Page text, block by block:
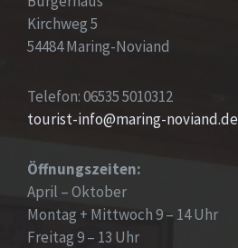
Kirchweg 5
54484 Maring-Noviand
Telefon: 06535 5010312
tourist-info@maring-noviand.de
Öffnungszeiten:
April – Oktober
Montag + Mittwoch 9 – 14 Uhr
Freitag 9 – 13 Uhr